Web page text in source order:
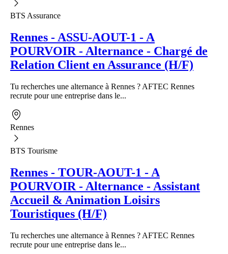
BTS Assurance
Rennes - ASSU-AOUT-1 - A
POURVOIR - Alternance - Chargé de
Relation Client en Assurance (H/F)
Tu recherches une alternance à Rennes ? AFTEC Rennes
recrute pour une entreprise dans le...
Rennes
BTS Tourisme
Rennes - TOUR-AOUT-1 - A
POURVOIR - Alternance - Assistant
Accueil & Animation Loisirs
Touristiques (H/F)
Tu recherches une alternance à Rennes ? AFTEC Rennes
recrute pour une entreprise dans le...